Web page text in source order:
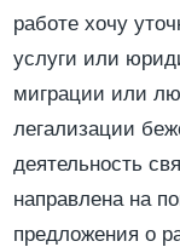
работе хочу
услуги или
миграции или
легализации
деятельность
направлена на
предложения о